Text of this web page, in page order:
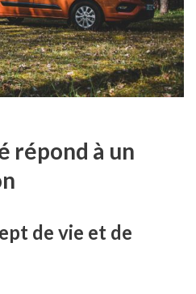
répond à un
de vie et de